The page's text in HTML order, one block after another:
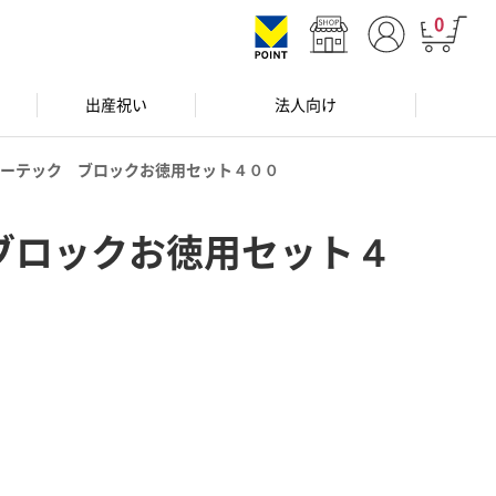
0
出産祝い 法人向け
テック ブロックお徳用セット４００
ックお徳用セット４